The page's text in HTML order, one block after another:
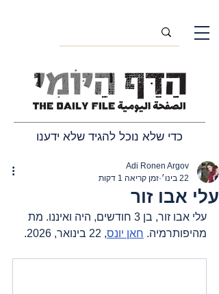
כדי שלא נוכל להגיד שלא ידענו
עלי אבו זור
Adi Ronen Argov
22 בינו׳
זמן קריאה 1 דקות
עלי אבו זור, בן 3 חודשים, היה ואיננו. מת
מהיפותרמיה. חאן יונס, 22 בינואר, 2026.